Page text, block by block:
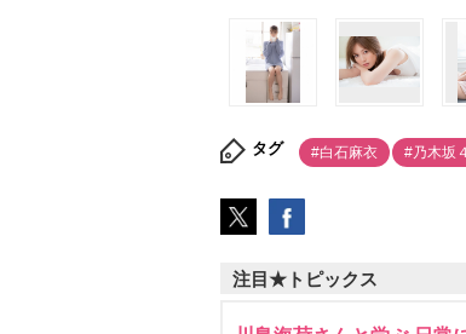
タグ #白石麻衣 #乃木坂
注目★トピックス